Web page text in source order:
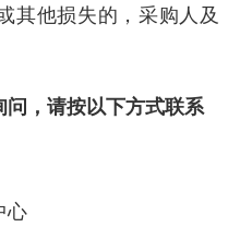
其他损失的，采购人及
，请按以下方式联系
心